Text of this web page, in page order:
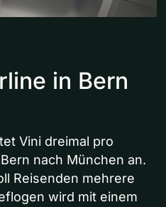
in Bern
Vini dreimal pro
nach München an.
Reisenden mehrere
wird mit einem